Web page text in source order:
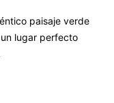
paisaje verde
lugar perfecto